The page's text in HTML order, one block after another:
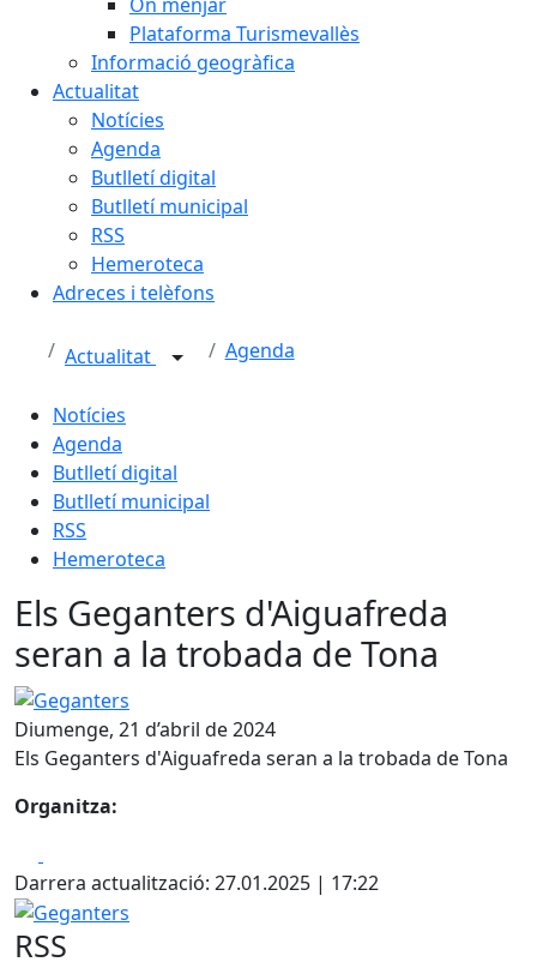
Plataforma Turismevallès
Informació geogràfica
Actualitat
Notícies
Agenda
Butlletí digital
Butlletí municipal
RSS
Hemeroteca
Adreces i telèfons
Actualitat Agenda
Notícies
Agenda
Butlletí digital
Butlletí municipal
RSS
Hemeroteca
Els Geganters d'Aiguafreda
seran a la trobada de Tona
Geganters
Diumenge, 21 d’abril de 2024
Els Geganters d'Aiguafreda seran a la trobada de Tona
Organitza:
Darrera actualització: 27.01.2025 | 17:22
Geganters
RSS